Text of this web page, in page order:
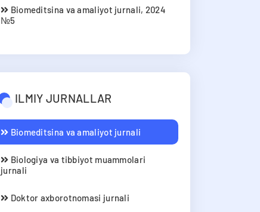
Biomeditsina va amaliyot jurnali, 2024
№5
ILMIY JURNALLAR
Biomeditsina va amaliyot jurnali
Biologiya va tibbiyot muammolari
jurnali
Doktor axborotnomasi jurnali